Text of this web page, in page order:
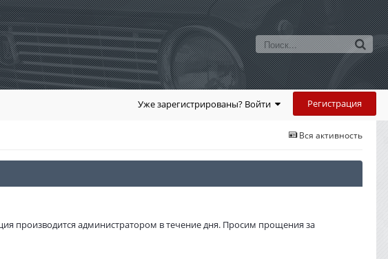
Уже зарегистрированы? Войти Регистрация
Вся активность
производится администратором в течение дня. Просим прощения за